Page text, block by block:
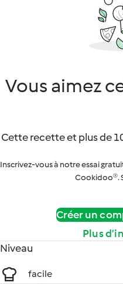
Vous aimez
Cette recette et plus de
Inscrivez-vous à notre essai
Cookidoo®.
Créer un
Plus
Niveau
facile